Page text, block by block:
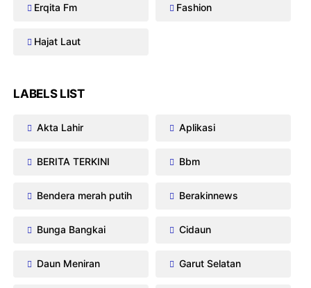
Erqita Fm Fashion
Hajat Laut
LABELS LIST
Akta Lahir Aplikasi
BERITA TERKINI Bbm
Bendera merah putih Berakinnews
Bunga Bangkai Cidaun
Daun Meniran Garut Selatan